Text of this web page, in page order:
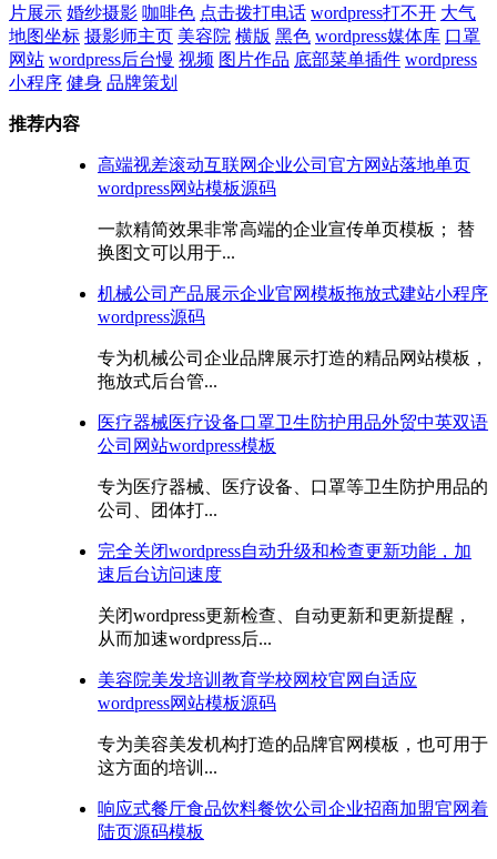
片展示 婚纱摄影 咖啡色 点击拨打电话 wordpress打不开 大气
地图坐标 摄影师主页 美容院 横版 黑色 wordpress媒体库 口罩
网站 wordpress后台慢 视频 图片作品 底部菜单插件 wordpress
小程序 健身 品牌策划
推荐内容
高端视差滚动互联网企业公司官方网站落地单页
wordpress网站模板源码
一款精简效果非常高端的企业宣传单页模板； 替
换图文可以用于...
机械公司产品展示企业官网模板拖放式建站小程序
wordpress源码
专为机械公司企业品牌展示打造的精品网站模板，
拖放式后台管...
医疗器械医疗设备口罩卫生防护用品外贸中英双语
公司网站wordpress模板
专为医疗器械、医疗设备、口罩等卫生防护用品的
公司、团体打...
完全关闭wordpress自动升级和检查更新功能，加
速后台访问速度
关闭wordpress更新检查、自动更新和更新提醒，
从而加速wordpress后...
美容院美发培训教育学校网校官网自适应
wordpress网站模板源码
专为美容美发机构打造的品牌官网模板，也可用于
这方面的培训...
响应式餐厅食品饮料餐饮公司企业招商加盟官网着
陆页源码模板